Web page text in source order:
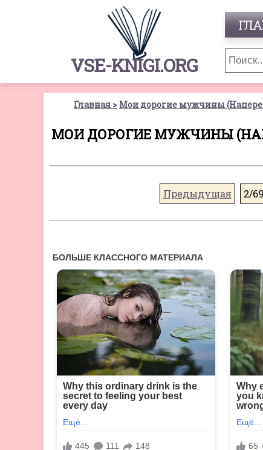
VSE-KNIGI.ORG
Главная Мои дорогие мужчины
МОИ ДОРОГИЕ МУЖЧИНЫ
Предыдущая 2/69